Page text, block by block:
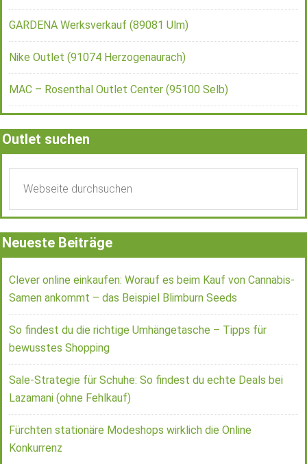
GARDENA Werksverkauf (89081 Ulm)
Nike Outlet (91074 Herzogenaurach)
MAC – Rosenthal Outlet Center (95100 Selb)
Outlet suchen
Neueste Beiträge
Clever online einkaufen: Worauf es beim Kauf von Cannabis-
Samen ankommt – das Beispiel Blimburn Seeds
So findest du die richtige Umhängetasche – Tipps für
bewusstes Shopping
Sale-Strategie für Schuhe: So findest du echte Deals bei
Lazamani (ohne Fehlkauf)
Fürchten stationäre Modeshops wirklich die Online
Konkurrenz